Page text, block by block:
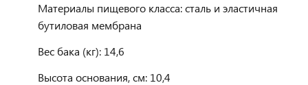
Материалы пищевого класса: сталь и эластичная
бутиловая мембрана
Вес бака (кг): 14,6
Высота основания, см: 10,4